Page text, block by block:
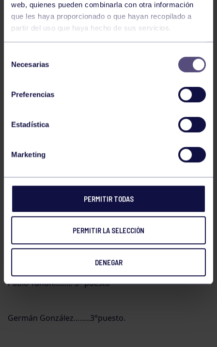
web, quienes pueden combinarla con otra información
que les haya proporcionado o que hayan recopilado a
partir del uso que haya hecho de sus servicios.
Necesarias
Preferencias
Estadística
Marketing
PERMITIR TODAS
PERMITIR LA SELECCIÓN
DENEGAR
Con una participación de casi 300 judokas venidos de
toda la región, el equipo grupista ha cosechado las
Juan Ruiz…………. 3° puesto
Gabriela Ares……. 3° puesto
Cadetes:
Pablo Tuñon……… 3° puesto
Germán González……..3°puesto.